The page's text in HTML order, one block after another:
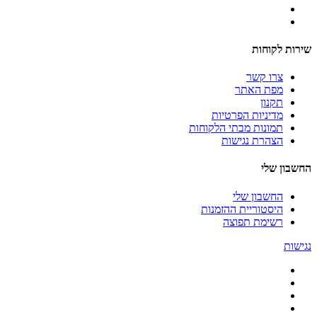
שירות לקוחות
צרו קשר
מפת האתר
תקנון
מדיניות הפרטיות
תמונות מבתי הלקוחות
הצהרת נגישות
החשבון שלי
החשבון שלי
היסטוריית ההזמנות
רשימת תפוצה
נגישות